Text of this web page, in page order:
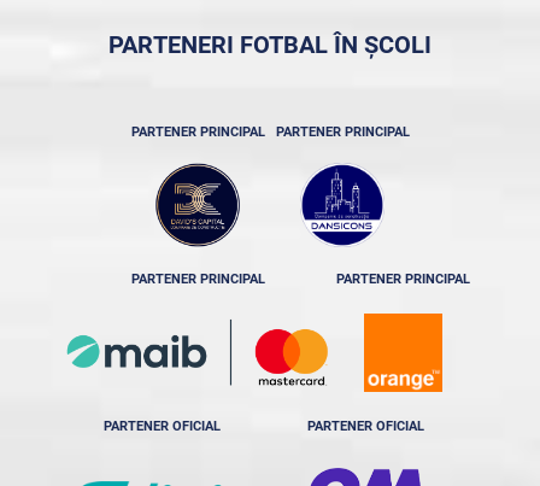
PARTENERI FOTBAL ÎN ȘCOLI
PARTENER PRINCIPAL PARTENER PRINCIPAL
PARTENER PRINCIPAL PARTENER PRINCIPAL
PARTENER OFICIAL PARTENER OFICIAL